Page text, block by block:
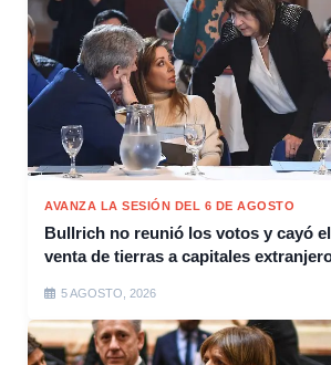
AVANZA LA SESIÓN DEL 6 DE AGOSTO
Bullrich no reunió los votos y cayó
venta de tierras a capitales
5 AGOSTO, 2026